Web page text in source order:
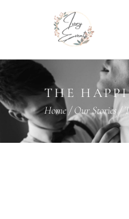
THE
Home/Our Stories/